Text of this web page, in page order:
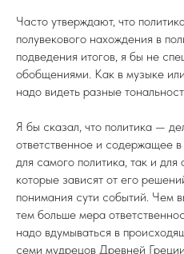
Часто утверждают, что
полувекового нахождения в
подведения итогов, я бы не
обобщениями. Как в музыке
надо видеть разные
Я бы сказал, что политика —
ответственное и содержащее
для самого политика, так и
которые зависят от его
понимания сути событий. Чем
тем больше мера
надо вдумываться в
семи мудрецов Древней